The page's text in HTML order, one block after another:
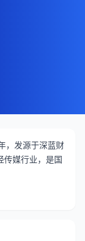
，发源于深蓝财
传媒行业，是国